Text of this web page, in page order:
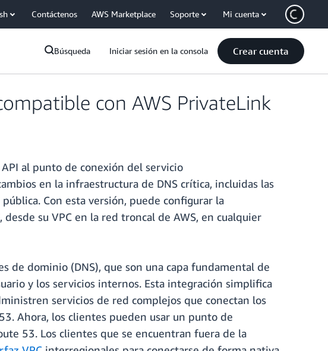
Contáctenos AWS Marketplace Soporte Mi cuenta
Búsqueda Iniciar sesión en la consola Crear cuenta
con AWS PrivateLink
al punto de conexión del servicio
en la infraestructura de DNS crítica, incluidas las
Con esta versión, puede configurar la
su VPC en la red troncal de AWS, en cualquier
de dominio (DNS), que son una capa fundamental de
y los servicios internos. Esta integración simplifica
servicios de red complejos que conectan los
Ahora, los clientes pueden usar un punto de
53. Los clientes que se encuentran fuera de la